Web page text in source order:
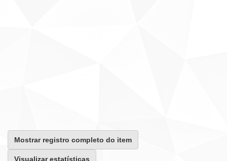
Mostrar registro completo do item
Visualizar estatísticas